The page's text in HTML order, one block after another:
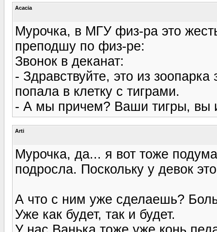
Acacia
Мурочка, в МГУ физ-ра это
преподшу по физ-ре:
Звонок в деканат:
- Здравствуйте, это из
попала в клетку с тиграми.
- А мы причем? Ваши тигры, вы
Arti
Мурочка, да... я вот тоже
подросла. Поскольку у девок
А что с ним уже сделаешь?
Уже как будет, так и будет.